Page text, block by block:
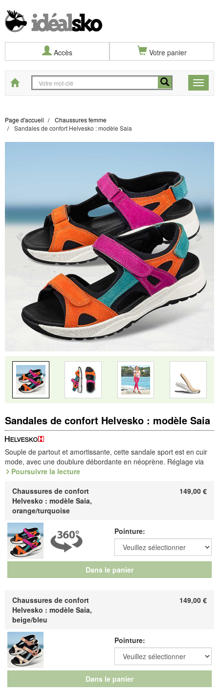
Accès Votre panier
Toggle
Start
Page d'accueil
Chaussures femme
Sandales de confort Helvesko : modèle Saia
Sandales de confort Helvesko : modèle Saia
Souple de partout et amortissante, cette sandale sport est en cuir
mode, avec une doublure débordante en néoprène. Réglage via
trois brides à scratche. Sur confortable semelle SoftMouv en TPU,
Les cellules d'air de la semelle SofMouv reprennent leur volume
initial après chaque pression du pied, libérant, à ce moment, un
agréable eff et de rebond.
Le spot en dit plus
Référence : 6.040.57 / 6.040.48
Découvrez les chaussures les plus confortables de votre vie !
Poursuivre la lecture
Pointure:
Dans le panier
Chaussures de confort
Helvesko : modèle Saia,
orange/turquoise
149,00 €
Pointure:
Dans le panier
Chaussures de confort
Helvesko : modèle Saia,
beige/bleu
149,00 €